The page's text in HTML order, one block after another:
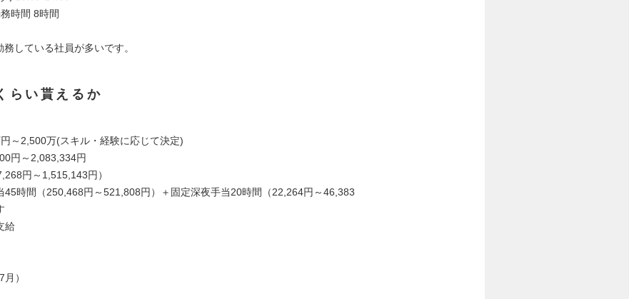
時間 8時間
している社員が多いです。
らい貰えるか
～2,500万(スキル・経験に応じて決定)
円～2,083,334円
円～1,515,143円）
45時間（250,468円～521,808円）＋固定深夜手当20時間（22,264円～46,383
給
）